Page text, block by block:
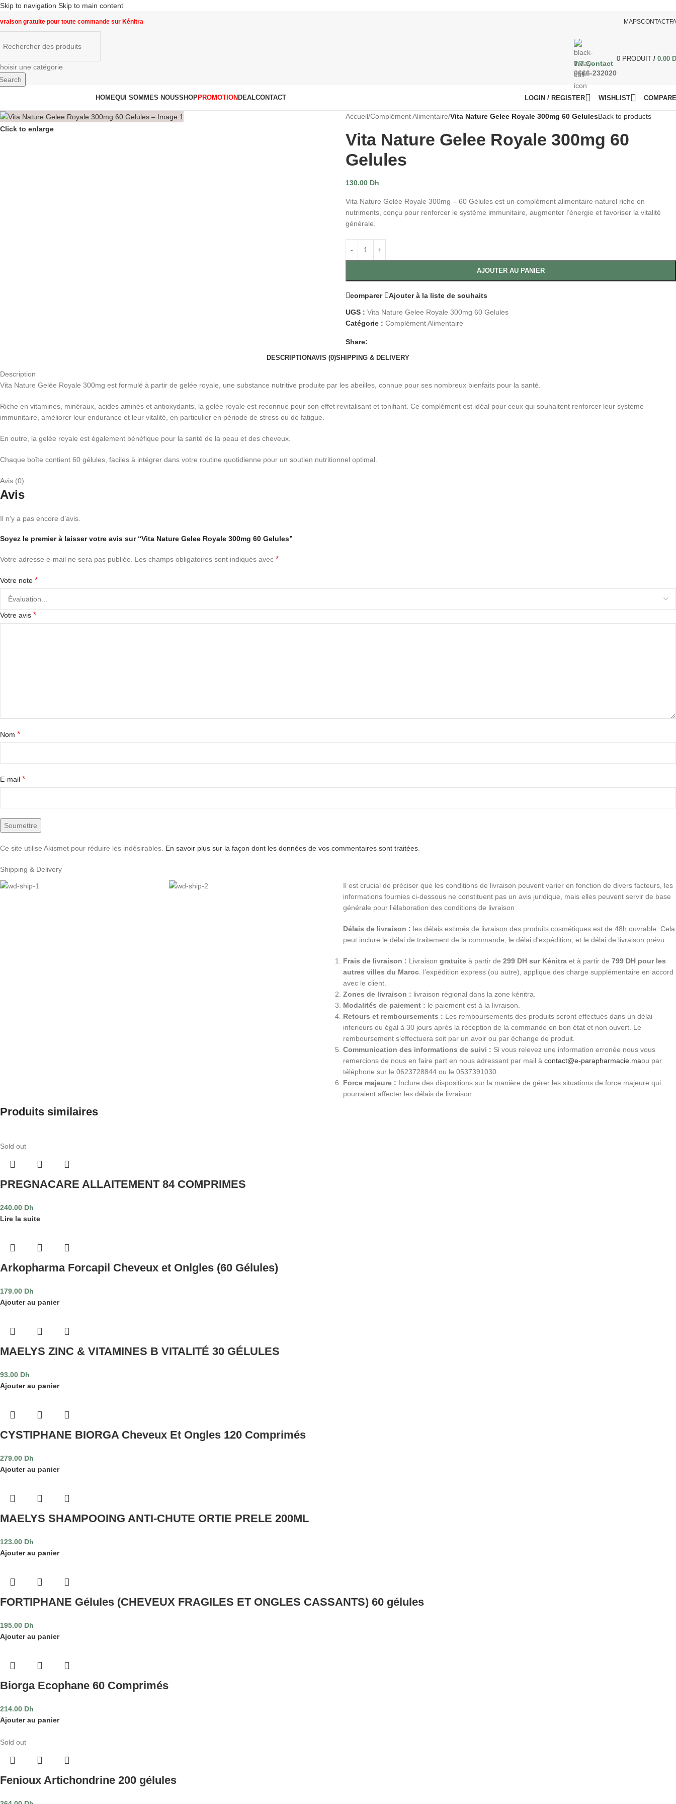
Skip to navigation Skip to main content
gratuite pour toute commande sur Kénitra MAPSCONTACT
une catégorie
7/7 Contact
0666-232020
0 PRODUIT / 0.00
HOMEQUI SOMMES NOUSSHOPPROMOTION DEALCONTACT LOGIN / REGISTER WISHLIST
Click to enlarge
Accueil/Complément Alimentaire/Vita Nature Gelee Royale 300mg 60 GelulesBack to products
Vita Nature Gelee Royale 300mg 60
Gelules
130.00 Dh
Vita Nature Gelée Royale 300mg – 60 Gélules est un complément alimentaire naturel riche en
nutriments, conçu pour renforcer le système immunitaire, augmenter l’énergie et favoriser la vitalité
générale.
AJOUTER AU PANIER
comparer Ajouter à la liste de souhaits
UGS : Vita Nature Gelee Royale 300mg 60 Gelules
Catégorie : Complément Alimentaire
Share:
DESCRIPTIONAVIS (0)SHIPPING & DELIVERY
Description
Vita Nature Gelée Royale 300mg est formulé à partir de gelée royale, une substance nutritive produite par les abeilles, connue pour ses nombreux bienfaits pour la santé.
Riche en vitamines, minéraux, acides aminés et antioxydants, la gelée royale est reconnue pour son effet revitalisant et tonifiant. Ce complément est idéal pour ceux qui souhaitent renforcer leur système
immunitaire, améliorer leur endurance et leur vitalité, en particulier en période de stress ou de fatigue.
En outre, la gelée royale est également bénéfique pour la santé de la peau et des cheveux.
Chaque boîte contient 60 gélules, faciles à intégrer dans votre routine quotidienne pour un soutien nutritionnel optimal.
Avis (0)
Avis
Il n’y a pas encore d’avis.
Soyez le premier à laisser votre avis sur “Vita Nature Gelee Royale 300mg 60 Gelules”
Votre adresse e-mail ne sera pas publiée. Les champs obligatoires sont indiqués avec *
Votre note *
Votre avis *
Nom *
E-mail *
Ce site utilise Akismet pour réduire les indésirables. En savoir plus sur la façon dont les données de vos commentaires sont traitées
Shipping & Delivery
Il est crucial de préciser que les conditions de livraison peuvent varier en fonction de divers facteurs, les
informations fournies ci-dessous ne constituent pas un avis juridique, mais elles peuvent servir de base
générale pour l'élaboration des conditions de livraison
Délais de livraison : les délais estimés de livraison des produits cosmétiques est de 48h ouvrable. Cela
peut inclure le délai de traitement de la commande, le délai d'expédition, et le délai de livraison prévu.
Frais de livraison : Livraison gratuite à partir de 299 DH sur Kénitra et à partir de 799 DH pour les
autres villes du Maroc . l’expédition express (ou autre), applique des charge supplémentaire en accord
avec le client.
Zones de livraison : livraison régional dans la zone kénitra.
Modalités de paiement : le paiement est à la livraison.
Retours et remboursements : Les remboursements des produits seront effectués dans un délai
inferieurs ou égal à 30 jours après la réception de la commande en bon état et non ouvert. Le
remboursement s’effectuera soit par un avoir ou par échange de produit.
Communication des informations de suivi : Si vous relevez une information erronée nous vous
remercions de nous en faire part en nous adressant par mail à contact@e-parapharmacie.maou par
téléphone sur le 0623728844 ou le 0537391030.
Force majeure : Inclure des dispositions sur la manière de gérer les situations de force majeure qui
pourraient affecter les délais de livraison.
Produits similaires
Sold out
PREGNACARE ALLAITEMENT 84 COMPRIMES
240.00 Dh
Lire la suite
Arkopharma Forcapil Cheveux et Onlgles (60 Gélules)
179.00 Dh
Ajouter au panier
MAELYS ZINC & VITAMINES B VITALITÉ 30 GÉLULES
93.00 Dh
Ajouter au panier
CYSTIPHANE BIORGA Cheveux Et Ongles 120 Comprimés
279.00 Dh
Ajouter au panier
MAELYS SHAMPOOING ANTI-CHUTE ORTIE PRELE 200ML
123.00 Dh
Ajouter au panier
FORTIPHANE Gélules (CHEVEUX FRAGILES ET ONGLES CASSANTS) 60 gélules
195.00 Dh
Ajouter au panier
Biorga Ecophane 60 Comprimés
214.00 Dh
Ajouter au panier
Sold out
Fenioux Artichondrine 200 gélules